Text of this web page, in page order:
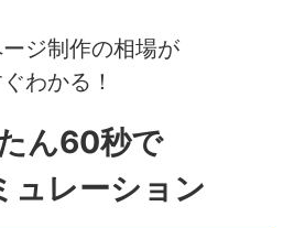
ジ制作の相場が
わかる！
ん60秒で
ュレーション